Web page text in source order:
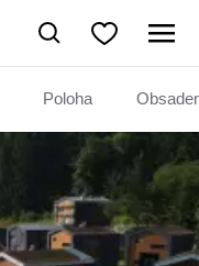
Poloha